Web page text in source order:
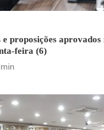
proposições aprovados
feira (6)